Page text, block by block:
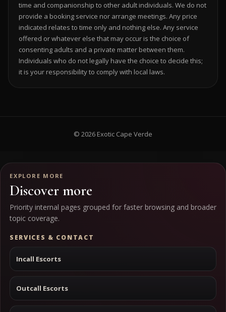
EXPLORE MORE
Discover more
Priority internal pages grouped for faster browsing and broader
topic coverage.
SERVICES & CONTACT
Incall Escorts
Outcall Escorts
time and companionship to other adult individuals. We do not
provide a booking service nor arrange meetings. Any price
indicated relates to time only and nothing else. Any service
offered or whatever else that may occur is the choice of
consenting adults and a private matter between them.
Individuals who do not legally have the choice to decide this;
it is your responsibility to comply with local laws.
© 2026 Exotic Cape Verde